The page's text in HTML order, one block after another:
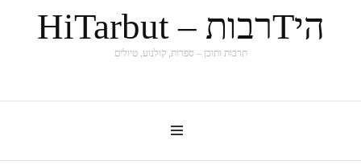
היTרבות – HiTarbut
תרבות ותוכן – ספרות, קולנוע, טיולים